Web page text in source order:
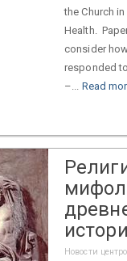
the Church
Health.
consider
responded
–... Read
Новости